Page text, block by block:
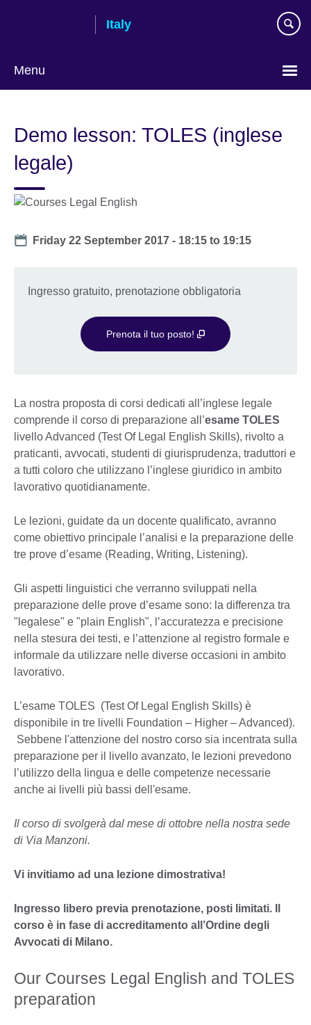
Italy
Menu
language
Demo lesson: TOLES (inglese
legale)
Date
Friday 22 September 2017 - 18:15 to 19:15
Ingresso gratuito, prenotazione obbligatoria
Prenota il tuo posto!
La nostra proposta di corsi dedicati all’inglese legale
comprende il corso di preparazione all’esame TOLES
livello Advanced (Test Of Legal English Skills), rivolto a
praticanti, avvocati, studenti di giurisprudenza, traduttori e
a tutti coloro che utilizzano l’inglese giuridico in ambito
lavorativo quotidianamente.
Le lezioni, guidate da un docente qualificato, avranno
come obiettivo principale l’analisi e la preparazione delle
tre prove d’esame (Reading, Writing, Listening).
Gli aspetti linguistici che verranno sviluppati nella
preparazione delle prove d’esame sono: la differenza tra
"legalese" e "plain English", l’accuratezza e precisione
nella stesura dei testi, e l’attenzione al registro formale e
informale da utilizzare nelle diverse occasioni in ambito
lavorativo.
L’esame TOLES (Test Of Legal English Skills) è
disponibile in tre livelli Foundation – Higher – Advanced).
Sebbene l'attenzione del nostro corso sia incentrata sulla
preparazione per il livello avanzato, le lezioni prevedono
l’utilizzo della lingua e delle competenze necessarie
anche ai livelli più bassi dell'esame.
Il corso di svolgerà dal mese di ottobre nella nostra sede
di Via Manzoni.
Vi invitiamo ad una lezione dimostrativa!
Ingresso libero previa prenotazione, posti limitati. Il
corso è in fase di accreditamento all’Ordine degli
Avvocati di Milano.
Our Courses Legal English and TOLES
preparation